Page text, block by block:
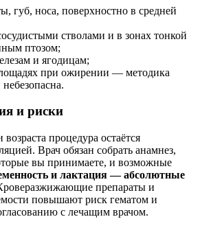
губ, носа, поверхностно в средней
стволами и в зонах тонкой
птозом;
и ягодицам;
при ожирении — методика
и риски
процедура остаётся
Врач обязан собрать анамнез,
вы принимаете, и возможные
и лактация — абсолютные
препараты и
повышают риск гематом и
с лечащим врачом.